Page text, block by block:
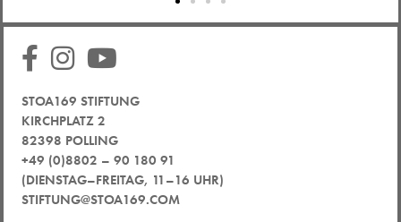
STOA169 STIFTUNG
KIRCHPLATZ 2
82398 POLLING
+49 (0)8802 – 90 180 91
(DIENSTAG–FREITAG, 11–16 UHR)
STIFTUNG@STOA169.COM